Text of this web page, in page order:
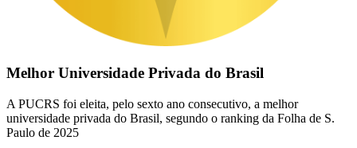
Melhor Universidade Privada do Brasil
A PUCRS foi eleita, pelo sexto ano consecutivo, a melhor
universidade privada do Brasil, segundo o ranking da Folha de S.
Paulo de 2025